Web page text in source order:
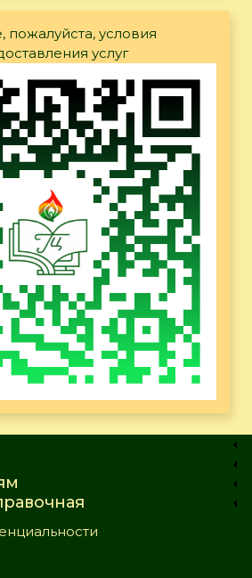
пожалуйста, условия
услуг